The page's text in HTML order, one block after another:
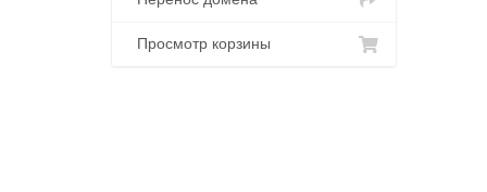
Просмотр корзины